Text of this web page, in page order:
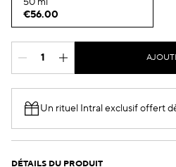
€56.00
Un rituel Intral exclusif offert
DÉTAILS DU PRODUIT